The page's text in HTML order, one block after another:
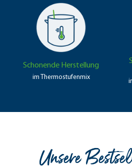
Schonende Herstellung
im Thermo­stufen­mix
Unsere